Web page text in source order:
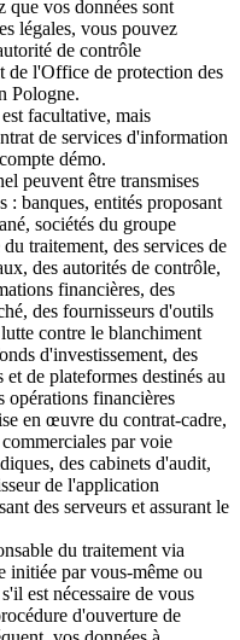
que vos données sont
légales, vous pouvez
de contrôle
de l'Office de protection des
Pologne.
facultative, mais
de services d'information
démo.
peuvent être transmises
: banques, entités proposant
sociétés du groupe
traitement, des services de
des autorités de contrôle,
financières, des
des fournisseurs d'outils
contre le blanchiment
d'investissement, des
de plateformes destinés au
opérations financières
en œuvre du contrat-cadre,
par voie
des cabinets d'audit,
de l'application
des serveurs et assurant le
du traitement via
initiée par vous-même ou
est nécessaire de vous
d'ouverture de